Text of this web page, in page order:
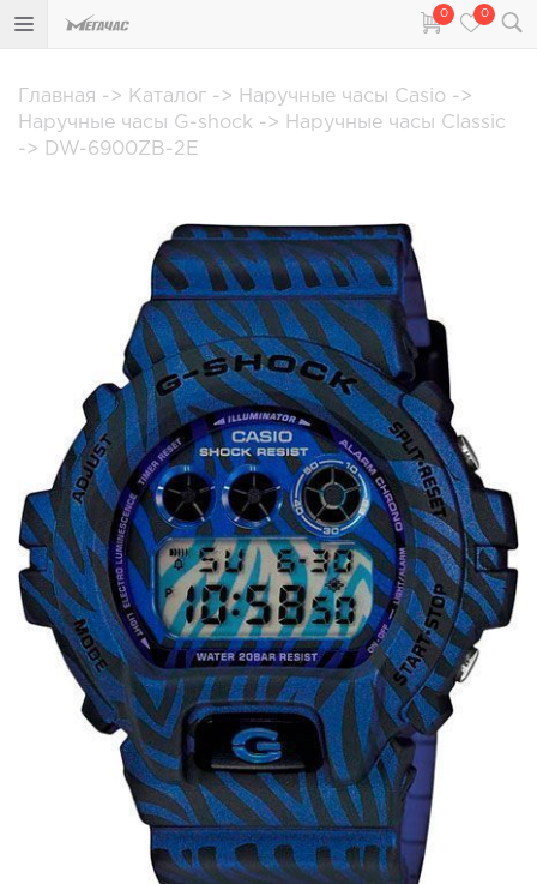
0 0
Главная -> Каталог -> Наручные часы Casio ->
Наручные часы G-shock -> Наручные часы Classic
-> DW-6900ZB-2E